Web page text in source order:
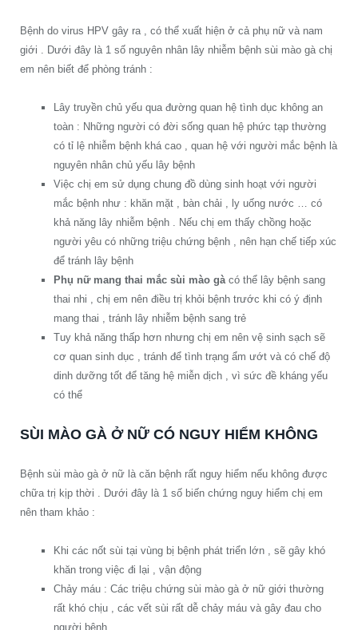
Bệnh do virus HPV gây ra , có thể xuất hiện ở cả phụ nữ và nam
giới . Dưới đây là 1 số nguyên nhân lây nhiễm bệnh sùi mào gà chị
em nên biết để phòng tránh :
Lây truyền chủ yếu qua đường quan hệ tình dục không an
toàn : Những người có đời sống quan hệ phức tạp thường
có tỉ lệ nhiễm bệnh khá cao , quan hệ với người mắc bệnh là
nguyên nhân chủ yếu lây bệnh
Việc chị em sử dụng chung đồ dùng sinh hoạt với người
mắc bệnh như : khăn mặt , bàn chải , ly uống nước … có
khả năng lây nhiễm bệnh . Nếu chị em thấy chồng hoặc
người yêu có những triệu chứng bệnh , nên hạn chế tiếp xúc
để tránh lây bệnh
Phụ nữ mang thai mắc sùi mào gàcó thể lây bệnh sang
thai nhi , chị em nên điều trị khỏi bệnh trước khi có ý định
mang thai , tránh lây nhiễm bệnh sang trẻ
Tuy khả năng thấp hơn nhưng chị em nên vệ sinh sạch sẽ
cơ quan sinh dục , tránh để tình trạng ẩm ướt và có chế độ
dinh dưỡng tốt để tăng hệ miễn dịch , vì sức đề kháng yếu
có thể
SÙI MÀO GÀ Ở NỮ CÓ NGUY HIỂM KHÔNG
Bệnh sùi mào gà ở nữ là căn bệnh rất nguy hiểm nếu không được
chữa trị kịp thời . Dưới đây là 1 số biến chứng nguy hiểm chị em
nên tham khảo :
Khi các nốt sùi tại vùng bị bệnh phát triển lớn , sẽ gây khó
khăn trong việc đi lại , vận động
Chảy máu : Các triệu chứng sùi mào gà ở nữ giới thường
rất khó chịu , các vết sùi rất dễ chảy máu và gây đau cho
người bệnh